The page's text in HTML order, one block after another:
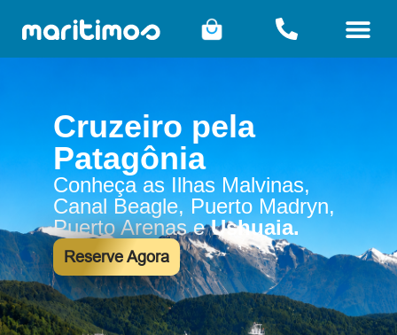
Cruzeiro pela
Patagônia
Conheça as Ilhas Malvinas,
Canal Beagle, Puerto Madryn,
Puerto Arenas eUshuaia.
Reserve Agora